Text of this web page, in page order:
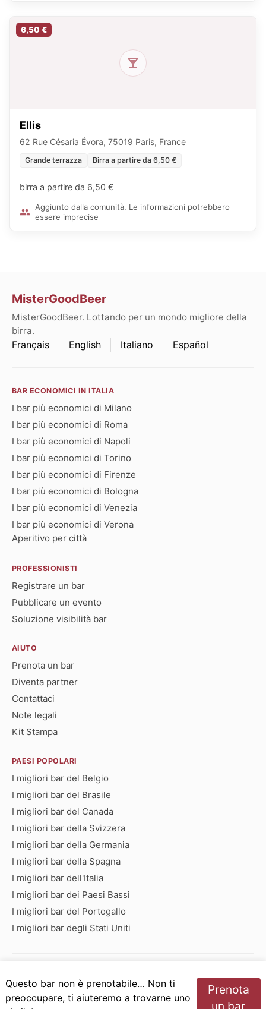
6,50 €
Ellis
62 Rue Césaria Évora, 75019 Paris, France
Grande terrazza Birra a partire da 6,50 €
birra a partire da 6,50 €
Aggiunto dalla comunità. Le informazioni potrebbero
essere imprecise
Questo bar non è prenotabile… Non ti
preoccupare, ti aiuteremo a trovarne uno
Prenota
un bar
MisterGoodBeer
MisterGoodBeer. Lottando per un mondo migliore della
birra.
Français English Italiano Español
BAR ECONOMICI IN ITALIA
I bar più economici di Milano
I bar più economici di Roma
I bar più economici di Napoli
I bar più economici di Torino
I bar più economici di Firenze
I bar più economici di Bologna
I bar più economici di Venezia
I bar più economici di Verona
Aperitivo per città
PROFESSIONISTI
Registrare un bar
Pubblicare un evento
Soluzione visibilità bar
AIUTO
Prenota un bar
Diventa partner
Contattaci
Note legali
Kit Stampa
PAESI POPOLARI
I migliori bar del Belgio
I migliori bar del Brasile
I migliori bar del Canada
I migliori bar della Svizzera
I migliori bar della Germania
I migliori bar della Spagna
I migliori bar dell'Italia
I migliori bar dei Paesi Bassi
I migliori bar del Portogallo
I migliori bar degli Stati Uniti
D E M
N